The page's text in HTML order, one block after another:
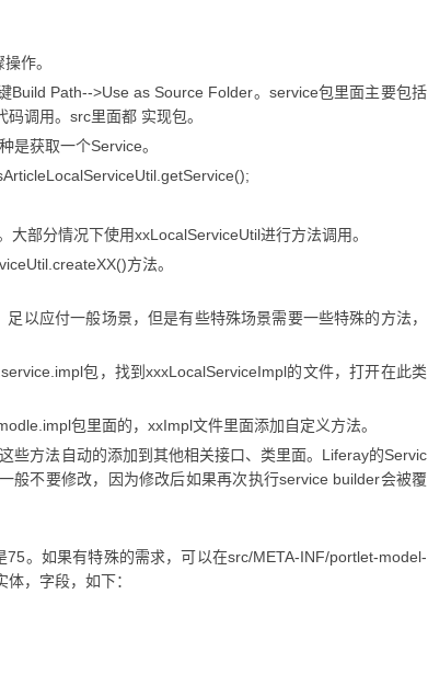
作。
Build Path-->Use as Source Folder。service包里面主要包括
调用。src里面都 实现包。
是获取一个Service。
部分情况下使用xxLocalServiceUtil进行方法调用。
方法。
以应付一般场景，但是有些特殊场景需要一些特殊的方法，
包，找到xxxLocalServiceImpl的文件，打开在此类
包里面的，xxImpl文件里面添加自定义方法。
些方法自动的添加到其他相关接口、类里面。Liferay的Servic
般不要修改，因为修改后如果再次执行service builder会被覆
。如果有特殊的需求，可以在src/META-INF/portlet-model-
，字段，如下：